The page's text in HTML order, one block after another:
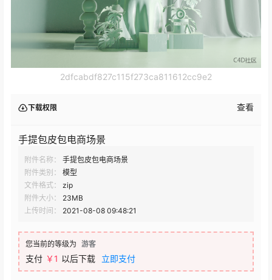
2dfcabdf827c115f273ca811612cc9e2
下载权限 查看
手提包皮包电商场景
附件名称：
手提包皮包电商场景
附件类别：
模型
文件格式：
zip
附件大小：
23MB
上传时间：
2021-08-08 09:48:21
您当前的等级为 游客
支付 ￥1 以后下载 立即支付